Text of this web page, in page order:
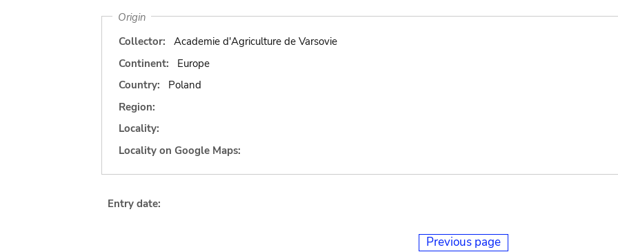
Origin
Collector:
Academie d'Agriculture de Varsovie
Continent:
Europe
Country:
Poland
Region:
Locality:
Locality on Google Maps:
Entry date:
Previous page